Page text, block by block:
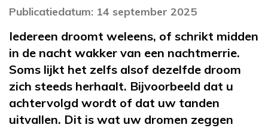
Publicatiedatum: 14 september 2025
Iedereen droomt weleens, of schrikt midden
in de nacht wakker van een nachtmerrie.
Soms lijkt het zelfs alsof dezelfde droom
zich steeds herhaalt. Bijvoorbeeld dat u
achtervolgd wordt of dat uw tanden
uitvallen. Dit is wat uw dromen zeggen